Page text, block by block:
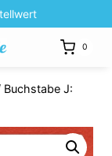
0
Buchstabe J: